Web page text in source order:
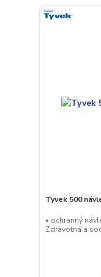
Tyvek 500
• ochranný
Zdravotná a